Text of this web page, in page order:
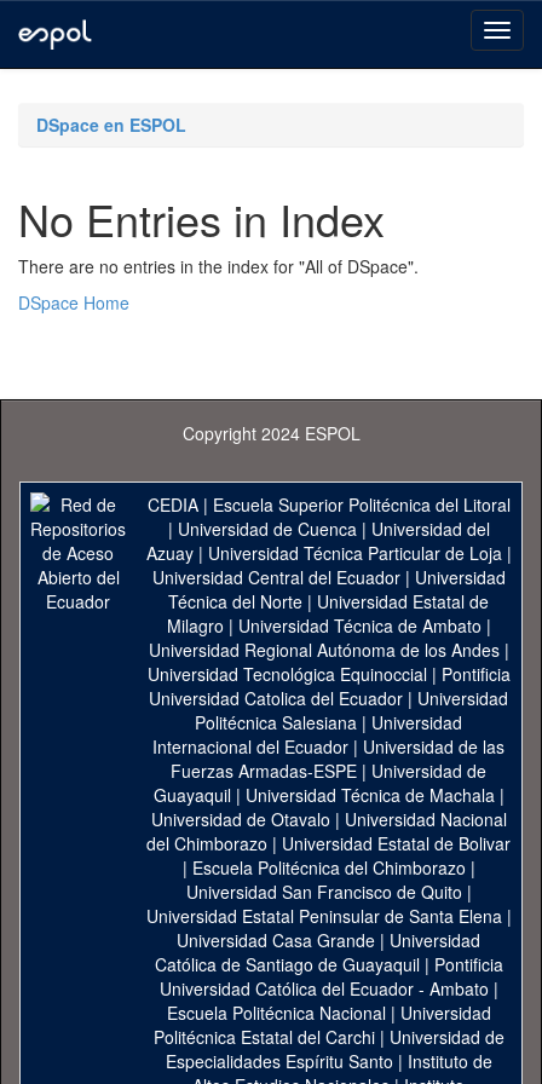
navigationDSpace en ESPOL
No Entries in Index
There are no entries in the index for "All of DSpace".
DSpace Home
Copyright 2024 ESPOL
CEDIA| Escuela Superior Politécnica del Litoral
| Universidad de Cuenca| Universidad del
Azuay| Universidad Técnica Particular de Loja|
Universidad Central del Ecuador| Universidad
Técnica del Norte | Universidad Estatal de
Milagro | Universidad Técnica de Ambato |
Universidad Regional Autónoma de los Andes|
Universidad Tecnológica Equinoccial| Pontificia
Universidad Catolica del Ecuador | Universidad
Politécnica Salesiana | Universidad
Internacional del Ecuador | Universidad de las
Fuerzas Armadas-ESPE | Universidad de
Guayaquil| Universidad Técnica de Machala|
Universidad de Otavalo | Universidad Nacional
del Chimborazo | Universidad Estatal de Bolivar
| Escuela Politécnica del Chimborazo |
Universidad San Francisco de Quito |
Universidad Estatal Peninsular de Santa Elena|
Universidad Casa Grande | Universidad
Católica de Santiago de Guayaquil| Pontificia
Universidad Católica del Ecuador - Ambato |
Escuela Politécnica Nacional| Universidad
Politécnica Estatal del Carchi| Universidad de
Especialidades Espíritu Santo | Instituto de